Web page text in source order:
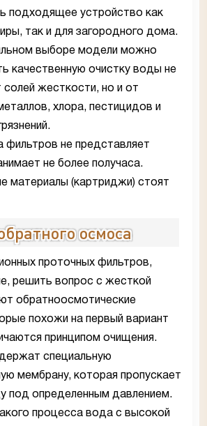
подходящее устройство как
так и для загородного дома.
выборе модели можно
качественную очистку воды не
солей жесткости, но и от
хлора, пестицидов и
фильтров не представляет
не более получаса.
материалы (картриджи) стоят
осмоса
проточных фильтров,
решить вопрос с жесткой
обратноосмотические
похожи на первый вариант
принципом очищения.
специальную
мембрану, которая пропускает
под определенным давлением.
процесса вода с высокой